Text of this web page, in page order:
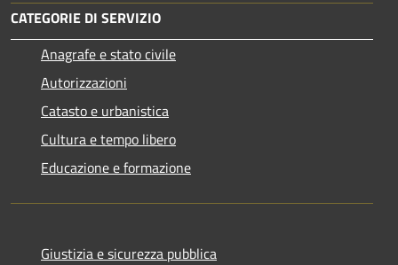
CATEGORIE DI SERVIZIO
Anagrafe e stato civile
Autorizzazioni
Catasto e urbanistica
Cultura e tempo libero
Educazione e formazione
Giustizia e sicurezza pubblica